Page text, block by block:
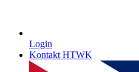
Login
Kontakt HTWK